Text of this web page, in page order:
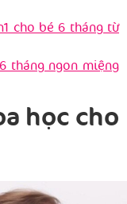
cho bé 6 tháng từ
tháng ngon miệng
học cho